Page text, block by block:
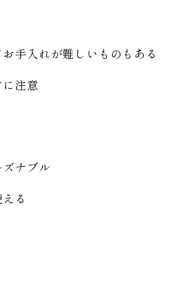
手入れが難しいものもある
注意
ナブル
る